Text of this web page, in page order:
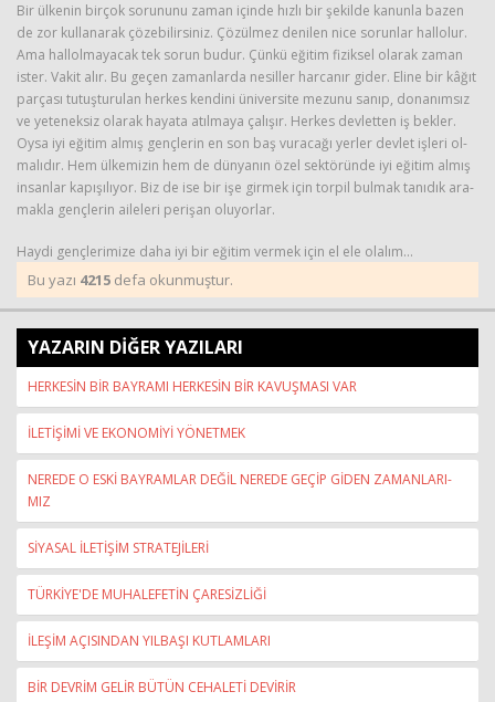
Bir ül­ke­nin bir­çok so­ru­nu­nu zaman için­de hızlı bir şe­kil­de ka­nun­la bazen
de zor kul­la­na­rak çö­ze­bi­lir­si­niz. Çö­zül­mez de­ni­len nice so­run­lar hal­lo­lur.
Ama hal­lol­ma­ya­cak tek sorun budur. Çünkü eği­tim fi­zik­sel ola­rak zaman
ister. Vakit alır. Bu geçen za­man­lar­da ne­sil­ler har­ca­nır gider. Eline bir kâğıt
par­ça­sı tu­tuş­tu­ru­lan her­kes ken­di­ni üni­ver­si­te me­zu­nu sanıp, do­na­nım­sız
ve ye­te­nek­siz ola­rak ha­ya­ta atıl­ma­ya ça­lı­şır. Her­kes dev­let­ten iş bek­ler.
Oysa iyi eği­tim almış genç­le­rin en son baş vu­ra­ca­ğı yer­ler dev­let iş­le­ri ol­
ma­lı­dır. Hem ül­ke­mi­zin hem de dün­ya­nın özel sek­tö­rün­de iyi eği­tim almış
in­san­lar ka­pı­şı­lı­yor. Biz de ise bir işe gir­mek için tor­pil bul­mak ta­nı­dık ara­
mak­la genç­le­rin aile­le­ri pe­ri­şan olu­yor­lar.
Haydi genç­le­ri­mi­ze daha iyi bir eği­tim ver­mek için el ele ola­lım…
Bu yazı 4215 defa okunmuştur.
YAZARIN DİĞER YAZILARI
HERKESİN BİR BAYRAMI HERKESİN BİR KAVUŞMASI VAR
İLETİŞİMİ VE EKONOMİYİ YÖNETMEK
NE­RE­DE O ESKİ BAY­RAM­LAR DEĞİL NE­RE­DE GEÇİP GİDEN ZA­MAN­LA­RI­
MIZ
SİYASAL İLETİŞİM STRATEJİLERİ
TÜRKİYE'DE MUHALEFETİN ÇARESİZLİĞİ
İLEŞİM AÇISINDAN YILBAŞI KUTLAMLARI
BİR DEVRİM GELİR BÜTÜN CEHALETİ DEVİRİR